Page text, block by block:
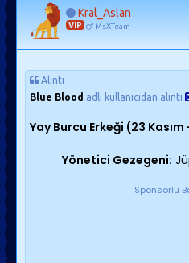
Kral_Aslan
VIP MsXTeam
Alıntı
Blue Blood adlı kullanıcıdan alıntı
Yay Burcu Erkeği (23 Kasım
Yönetici Gezegeni:
Sponsorlu